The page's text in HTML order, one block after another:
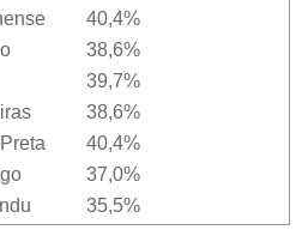
40,4%
38,6%
39,7%
38,6%
40,4%
37,0%
35,5%